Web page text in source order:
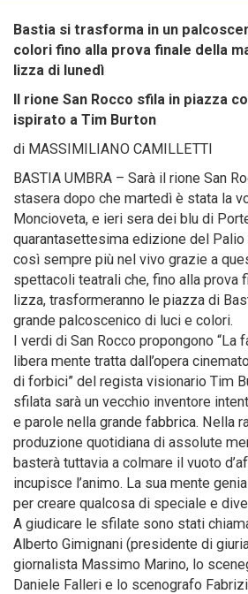
Bastia si trasforma in un
colori fino alla prova finale della
lizza di lunedì
Il rione San Rocco sfila in piazza
ispirato a Tim Burton
di MASSIMILIANO CAMILLETTI
BASTIA UMBRA – Sarà il rione San
stasera dopo che martedì è stata la
Moncioveta, e ieri sera dei blu di
quarantasettesima edizione del Palio
così sempre più nel vivo grazie a
spettacoli teatrali che, fino alla prova
lizza, trasformeranno le piazza di
grande palcoscenico di luci e colori.
I verdi di San Rocco propongono “La
libera mente tratta dall’opera
di forbici” del regista visionario Tim
sfilata sarà un vecchio inventore
e parole nella grande fabbrica. Nella
produzione quotidiana di assolute
basterà tuttavia a colmare il vuoto
incupisce l’animo. La sua mente
per creare qualcosa di speciale e
A giudicare le sfilate sono stati
Alberto Gimignani (presidente di
giornalista Massimo Marino, lo
Daniele Falleri e lo scenografo